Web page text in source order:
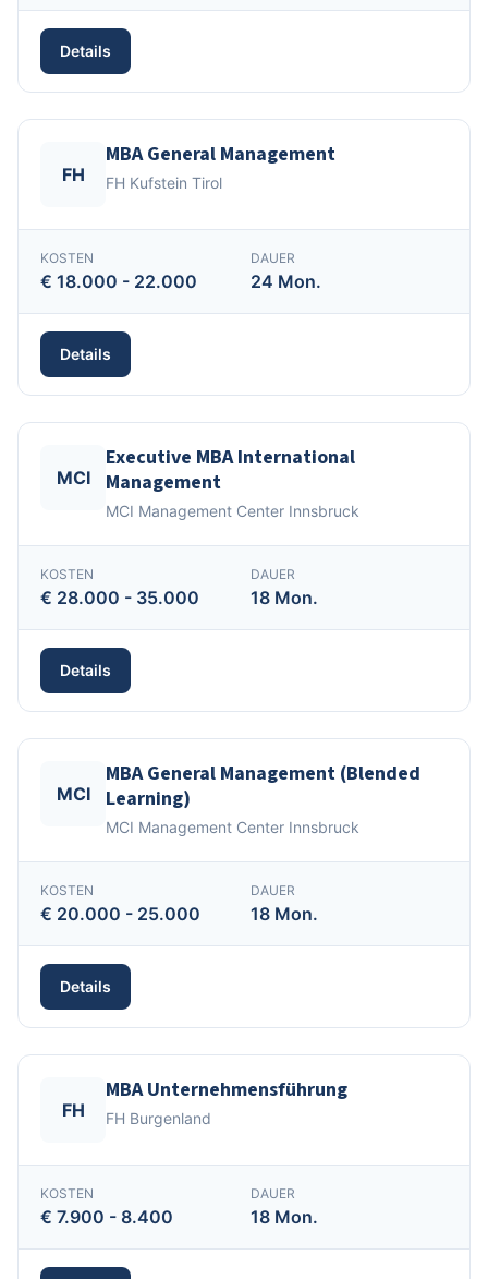
Details
FH
MBA General Management
FH Kufstein Tirol
KOSTEN
€ 18.000 - 22.000
DAUER
24 Mon.
Details
MCI
Executive MBA International
Management
MCI Management Center Innsbruck
KOSTEN
€ 28.000 - 35.000
DAUER
18 Mon.
Details
MCI
MBA General Management (Blended
Learning)
MCI Management Center Innsbruck
KOSTEN
€ 20.000 - 25.000
DAUER
18 Mon.
Details
FH
MBA Unternehmensführung
FH Burgenland
KOSTEN
€ 7.900 - 8.400
DAUER
18 Mon.